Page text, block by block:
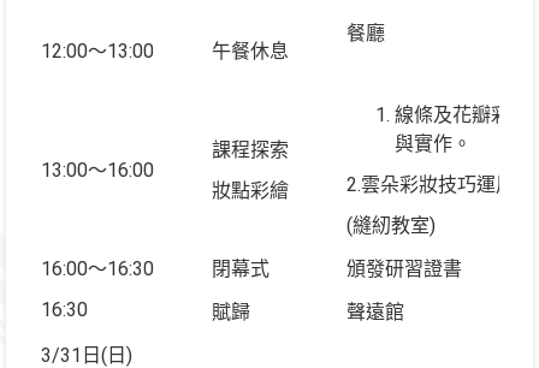
12:00～13:00 午餐休息
餐廳
13:00～16:00
課程探索
妝點彩繪
線條及花瓣彩繪
與實作。
2.雲朵彩妝技巧運用
(縫紉教室)
16:00～16:30
閉幕式
頒發研習證書
16:30
賦歸
聲遠館
3/31日(日)